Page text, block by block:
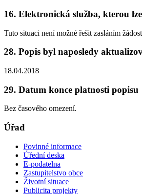
16. Elektronická služba, kterou
Tuto situaci není možné řešit zasláním
28. Popis byl naposledy
18.04.2018
29. Datum konce platnosti popisu
Bez časového omezení.
Úřad
Povinné informace
Úřední deska
E-podatelna
Zastupitelstvo obce
Životní situace
Publicita projekty